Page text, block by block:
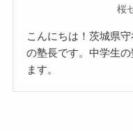
桜
こんにちは！茨城県
の塾長です。中学生
ます。